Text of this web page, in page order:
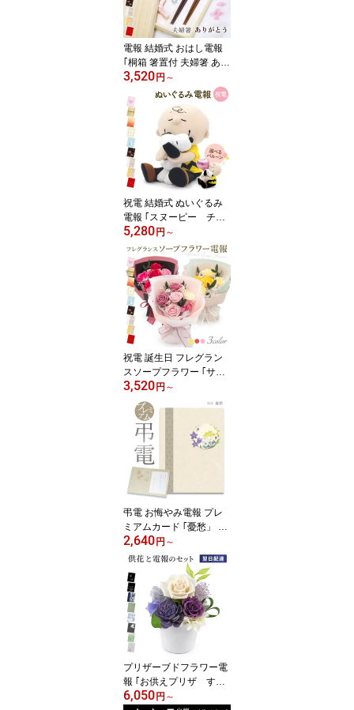
の日 2026 暑中見舞い 長
寿祝い お見舞い 演奏会
即日発送 翌日配達
電報 結婚式 おはし電報
｢桐箱 箸置付 夫婦箸 あり
がとう｣と電報セット 送
料無料 お祝い ギフト 祝
電 結婚記念日 文例 メッ
セージ 誕生日 プレゼン
ト 結婚内祝い 出産内祝
い 引っ越し 内祝い 退職
祝い お箸 ペアセット 天
然木製 日本製 食洗機対
応 即日発送 翌日配達
3,520円 ～
祝電 結婚式 ぬいぐるみ
電報 ｢スヌーピー チャ
ーリー・ブラウン ハグぬ
いぐるみ｣と電報セット
送料無料 お祝い ギフト
選べるバルーン 電報 誕
生日 文例 メッセージ プ
レゼント 敬老の日 暑中
見舞い 贈り物 かわいい
PEANUTS 即日発送 翌日
配達
5,280円 ～
祝電 誕生日 フレグラン
スソープフラワー ｢サン
クス・フルール ｣と電報
セット 送料無料 花束 ブ
ーケ シャボンフラワー
ピンク 造花 おしゃれ か
わいい 電報 結婚式 文例
メッセージ 結婚祝い プ
レゼント 長寿祝い 敬老
の日 暑中見舞い 即日発
送 翌日配達
3,520円 ～
弔電 お悔やみ電報 プレ
ミアムカード ｢憂愁」 送
料無料 電報 送る 弔電 注
文 文例 メッセージ 例文
葬儀 葬式 通夜 告別式 法
要 法事 お悔やみ 家族葬
お盆 供養 新盆見舞い 初
盆御見舞 訃報 即日発送
翌日配達
2,640円 ～
プリザーブドフラワー電
報 ｢お供えプリザ すみ
れ｣ 電報セット 送料無料
6,050円 ～